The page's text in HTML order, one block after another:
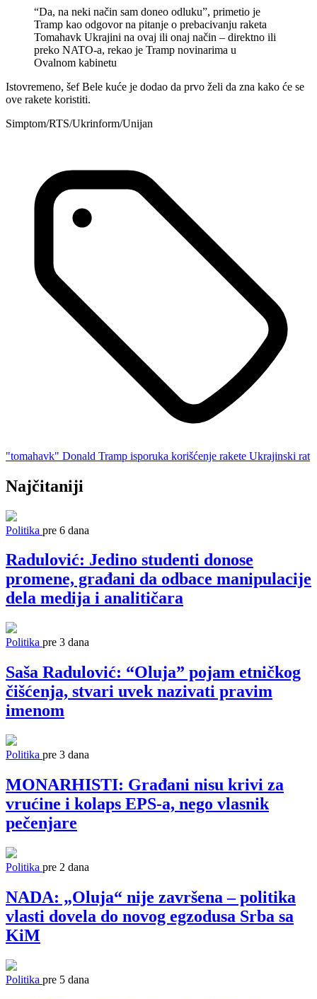
“Da, na neki način sam doneo odluku”, primetio je
Tramp kao odgovor na pitanje o prebacivanju raketa
Tomahavk Ukrajini na ovaj ili onaj način – direktno ili
preko NATO-a, rekao je Tramp novinarima u
Ovalnom kabinetu
Istovremeno, šef Bele kuće je dodao da prvo želi da zna kako će se
ove rakete koristiti.
Simptom/RTS/Ukrinform/Unijan
"tomahavk" Donald Tramp isporuka korišćenje rakete Ukrajinski rat
Najčitaniji
Politika pre 6 dana
Radulović: Jedino studenti donose
promene, građani da odbace manipulacije
dela medija i analitičara
Politika pre 3 dana
Saša Radulović: “Oluja” pojam etničkog
čišćenja, stvari uvek nazivati pravim
imenom
Politika pre 3 dana
MONARHISTI: Građani nisu krivi za
vrućine i kolaps EPS-a, nego vlasnik
pečenjare
Politika pre 2 dana
NADA: „Oluja“ nije završena – politika
vlasti dovela do novog egzodusa Srba sa
KiM
Politika pre 5 dana